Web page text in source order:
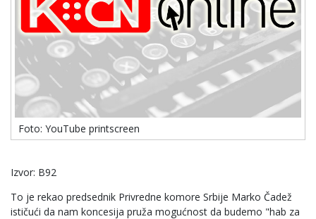
Foto: YouTube printscreen
Izvor: B92
To je rekao predsednik Privredne komore Srbije Marko Čadež
ističući da nam koncesija pruža mogućnost da budemo "hab za